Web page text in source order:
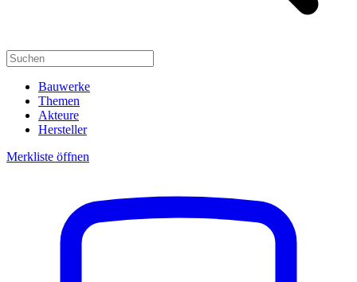
Bauwerke
Themen
Akteure
Hersteller
Merkliste öffnen